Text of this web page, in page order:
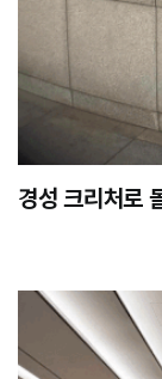
경성 크리처로